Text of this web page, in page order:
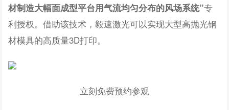
材制造大幅面成型平台用气流均匀分布的风场系统”专
利授权。借助该技术，毅速激光可以实现大型高抛光钢
材模具的高质量3D打印。
立刻免费预约参观